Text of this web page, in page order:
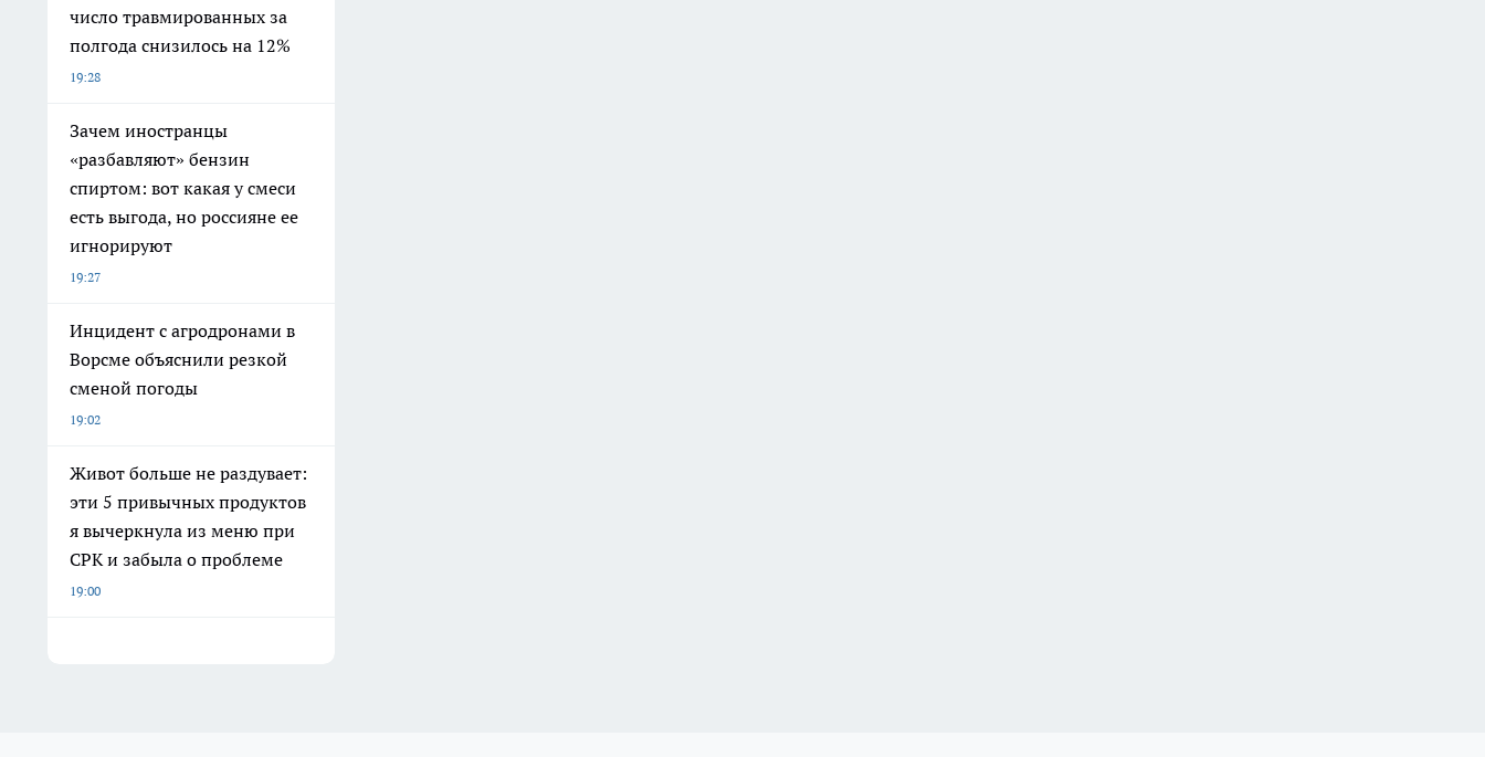
число травмированных за
полгода снизилось на 12%
19:28
Зачем иностранцы
«разбавляют» бензин
спиртом: вот какая у смеси
есть выгода, но россияне ее
игнорируют
19:27
Инцидент с агродронами в
Ворсме объяснили резкой
сменой погоды
19:02
Живот больше не раздувает:
эти 5 привычных продуктов
я вычеркнула из меню при
СРК и забыла о проблеме
19:00